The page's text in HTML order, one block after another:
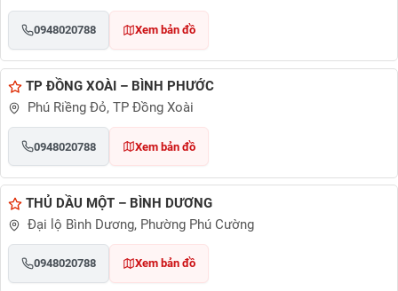
0948020788 Xem bản đồ
TP ĐỒNG XOÀI – BÌNH PHƯỚC
Phú Riềng Đỏ, TP Đồng Xoài
0948020788 Xem bản đồ
THỦ DẦU MỘT – BÌNH DƯƠNG
Đại lộ Bình Dương, Phường Phú Cường
0948020788 Xem bản đồ